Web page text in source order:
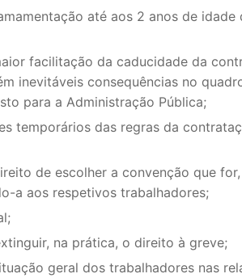
até aos 2 anos de idade
facilitação da caducidade da
inevitáveis consequências no
para a Administração Pública;
temporários das regras da
de escolher a convenção que
a aos respetivos trabalhadores;
na prática, o direito à greve;
geral dos trabalhadores nas